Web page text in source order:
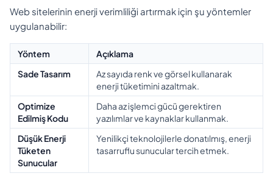
Web sitelerinin enerji verimliliği artırmak için şu yöntemler
uygulanabilir:
Yöntem
Açıklama
Sade Tasarım
Az sayıda renk ve görsel kullanarak
enerji tüketimini azaltmak.
Optimize
Edilmiş Kodu
Daha az işlemci gücü gerektiren
yazılımlar ve kaynaklar kullanmak.
Düşük Enerji
Tüketen
Sunucular
Yenilikçi teknolojilerle donatılmış, enerji
tasarruflu sunucular tercih etmek.